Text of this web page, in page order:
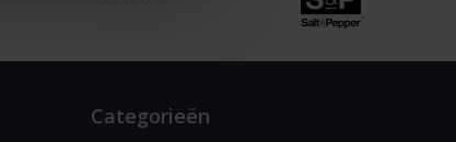
Categorieën